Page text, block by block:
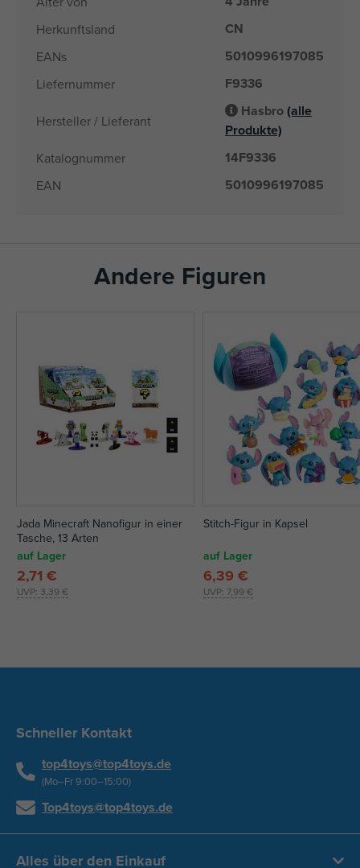
Herkunftsland CN
EANs 5010996197085
Liefernummer F9336
Hersteller / Lieferant
Hasbro(alle
Produkte)
Katalognummer 14F9336
EAN 5010996197085
Andere Figuren
Jada Minecraft Nanofigur in einer
Tasche, 13 Arten
auf Lager
UVP: 3,39 €
2,71 €
Stitch-Figur in Kapsel
auf Lager
UVP:7,99 €
6,39 €
Schneller Kontakt
top4toys@top4toys.de
(Mo–Fr 9:00–15:00)
Top4toys@top4toys.de
Alles über den Einkauf